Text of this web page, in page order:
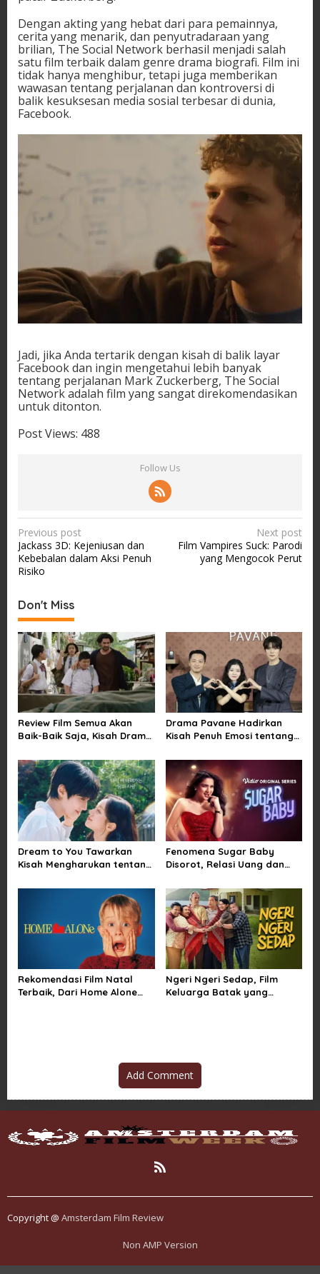
Dengan akting yang hebat dari para pemainnya,
cerita yang menarik, dan penyutradaraan yang
brilian, The Social Network berhasil menjadi salah
satu film terbaik dalam genre drama biografi. Film ini
tidak hanya menghibur, tetapi juga memberikan
wawasan tentang perjalanan dan kontroversi di
balik kesuksesan media sosial terbesar di dunia,
Facebook.
Jadi, jika Anda tertarik dengan kisah di balik layar
Facebook dan ingin mengetahui lebih banyak
tentang perjalanan Mark Zuckerberg, The Social
Network adalah film yang sangat direkomendasikan
untuk ditonton.
Post Views: 488
Follow Us
P
o
s
n
a
v
i
g
a
t
o
n
Previous post
Jackass 3D: Kejeniusan dan
Kebebalan dalam Aksi Penuh
Risiko
Next post
Film Vampires Suck: Parodi
yang Mengocok Perut
Don't Miss
Review Film Semua Akan
Baik-Baik Saja, Kisah Drama
tentang Kehilangan dan
Harapan
Drama Pavane Hadirkan
Kisah Penuh Emosi tentang
Kesempatan Memulai
Kembali
Dream to You Tawarkan
Kisah Mengharukan tentang
yang Sempat Tertunda
Fenomena Sugar Baby
Disorot, Relasi Uang dan
Rekomendasi Film Natal
Terbaik, Dari Home Alone
Ngeri Ngeri Sedap, Film
Keluarga Batak yang
Add Comment
Copyright @ Amsterdam Film Review
Non AMP Version